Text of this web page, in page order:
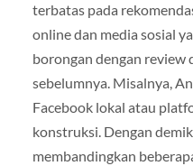
terbatas pada
online dan media sosial
borongan dengan review
sebelumnya. Misalnya,
Facebook lokal atau
konstruksi. Dengan
membandingkan